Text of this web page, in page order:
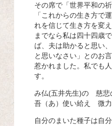
その席で「世界平和の
「これからの生き方で
れを信じて生き方を変
までなら私は四十四歳
ば、夫は助かると思い
と思いなさい」とのお
惹かれました。私でも
す。
み仏(五井先生)の 慈悲
吾（あ）使い給え 微
自分のまいた種子は自